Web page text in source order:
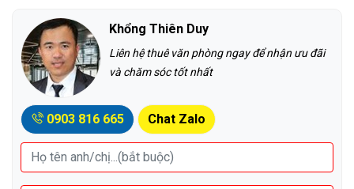
Khổng Thiên Duy
Liên hệ thuê văn phòng ngay để nhận ưu đãi
và chăm sóc tốt nhất
0903 816 665 Chat Zalo